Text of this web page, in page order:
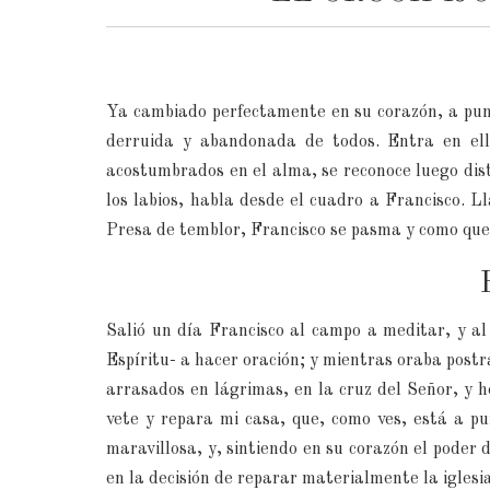
Ya cambiado perfectamente en su corazón, a
derruida y abandonada de todos. Entra en
acostumbrados en el alma, se reconoce luego
los labios, habla desde el cuadro a Francisco.
Presa de temblor, Francisco se pasma y como
Salió un día Francisco al campo a meditar, y
Espíritu- a hacer oración; y mientras oraba
arrasados en lágrimas, en la cruz del Señor, y
vete y repara mi casa, que, como ves, está a
maravillosa, y, sintiendo en su corazón el poder
en la decisión de reparar materialmente la